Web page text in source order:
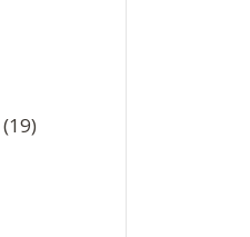
1919